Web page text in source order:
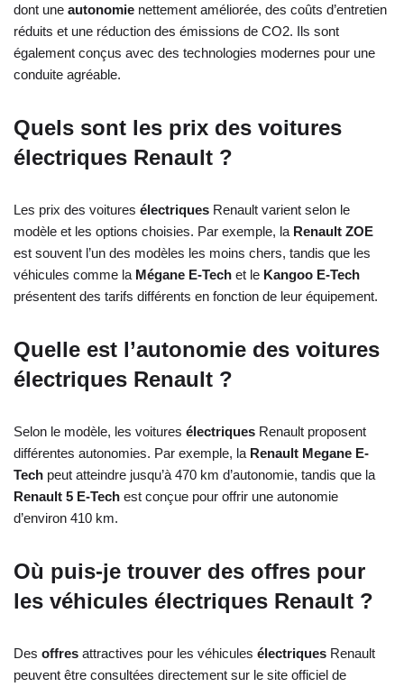
dont une autonomie nettement améliorée, des coûts d’entretien
réduits et une réduction des émissions de CO2. Ils sont
également conçus avec des technologies modernes pour une
conduite agréable.
Quels sont les prix des voitures
électriques Renault ?
Les prix des voitures électriques Renault varient selon le
modèle et les options choisies. Par exemple, la Renault ZOE
est souvent l’un des modèles les moins chers, tandis que les
véhicules comme la Mégane E-Tech et le Kangoo E-Tech
présentent des tarifs différents en fonction de leur équipement.
Quelle est l’autonomie des voitures
électriques Renault ?
Selon le modèle, les voitures électriques Renault proposent
différentes autonomies. Par exemple, la Renault Megane E-
Tech peut atteindre jusqu’à 470 km d’autonomie, tandis que la
Renault 5 E-Tech est conçue pour offrir une autonomie
d’environ 410 km.
Où puis-je trouver des offres pour
les véhicules électriques Renault ?
Des offres attractives pour les véhicules électriques Renault
peuvent être consultées directement sur le site officiel de